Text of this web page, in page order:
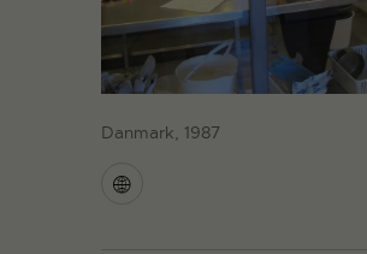
Danmark, 1987